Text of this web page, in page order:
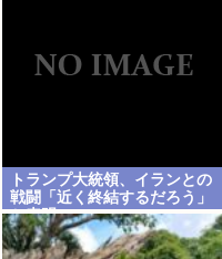
トランプ大統領、イランとの
戦闘「近く終結するだろう」
と表明